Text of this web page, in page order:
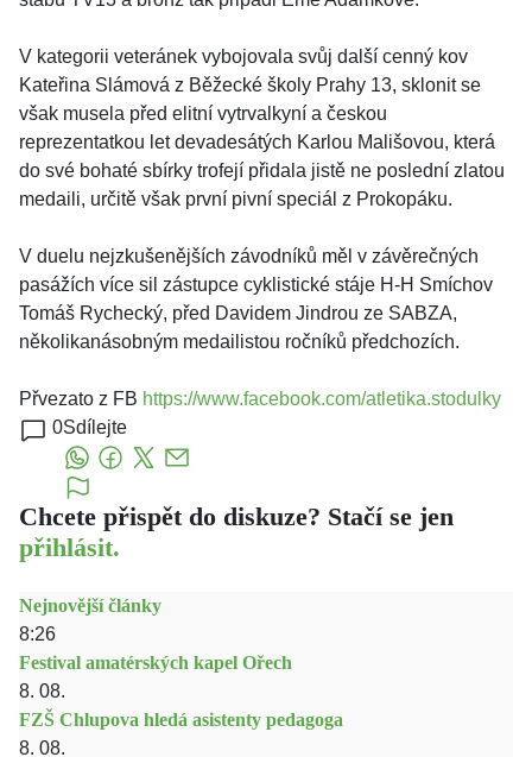
V kategorii veteránek vybojovala svůj další cenný kov
Kateřina Slámová z Běžecké školy Prahy 13, sklonit se
však musela před elitní vytrvalkyní a českou
reprezentatkou let devadesátých Karlou Mališovou, která
do své bohaté sbírky trofejí přidala jistě ne poslední zlatou
medaili, určitě však první pivní speciál z Prokopáku.
V duelu nejzkušenějších závodníků měl v závěrečných
pasážích více sil zástupce cyklistické stáje H-H Smíchov
Tomáš Rychecký, před Davidem Jindrou ze SABZA,
několikanásobným medailistou ročníků předchozích.
Přvezato z FB https://www.facebook.com/atletika.stodulky
0Sdílejte
Chcete přispět do diskuze? Stačí se jen
přihlásit.
Nejnovější články
8:26
Festival amatérských kapel Ořech
8. 08.
FZŠ Chlupova hledá asistenty pedagoga
8. 08.